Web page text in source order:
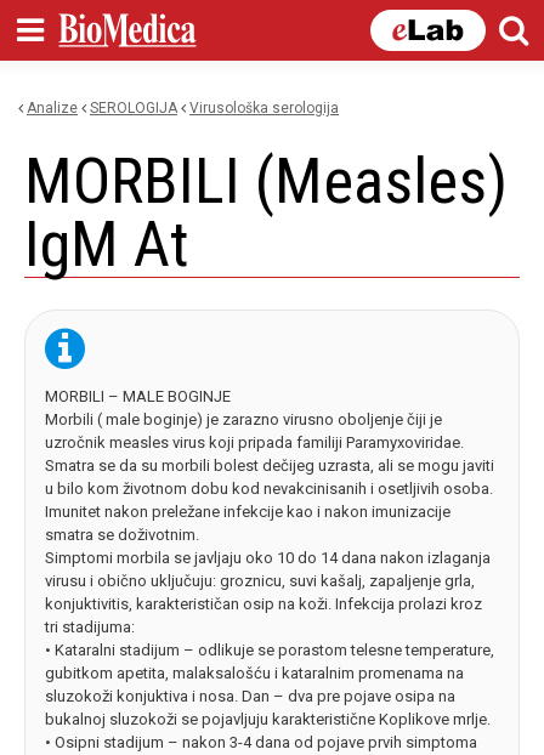
content
Analize SEROLOGIJA virusološka serologija
MORBILI (Measles)
IgM At
MORBILI – MALE BOGINJE
Morbili ( male boginje) je zarazno virusno oboljenje čiji je
uzročnik measles virus koji pripada familiji Paramyxoviridae.
Smatra se da su morbili bolest dečijeg uzrasta, ali se mogu javiti
u bilo kom životnom dobu kod nevakcinisanih i osetljivih osoba.
Imunitet nakon preležane infekcije kao i nakon imunizacije
smatra se doživotnim.
Simptomi morbila se javljaju oko 10 do 14 dana nakon izlaganja
virusu i obično uključuju: groznicu, suvi kašalj, zapaljenje grla,
konjuktivitis, karakterističan osip na koži. Infekcija prolazi kroz
tri stadijuma:
• Kataralni stadijum – odlikuje se porastom telesne temperature,
gubitkom apetita, malaksalošću i kataralnim promenama na
sluzokoži konjuktiva i nosa. Dan – dva pre pojave osipa na
bukalnoj sluzokoži se pojavljuju karakteristične Koplikove mrlje.
• Osipni stadijum – nakon 3-4 dana od pojave prvih simptoma